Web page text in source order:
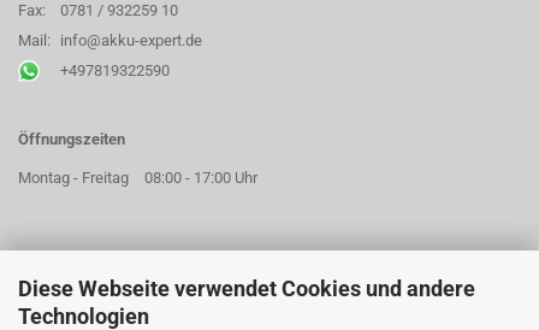
Diese Webseite verwendet Cookies und andere
Technologien
Fax:
0781 / 932259 10
Mail:
info@akku-expert.de
+497819322590
Öffnungszeiten
Montag - Freitag 08:00 - 17:00 Uhr
AKKU EXPERT GMBH
Hildastraße 73a